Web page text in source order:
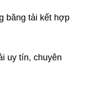
băng tải kết hợp
uy tín, chuyên